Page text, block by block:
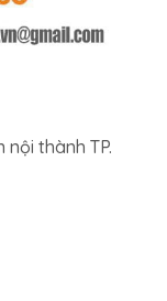
thành TP.